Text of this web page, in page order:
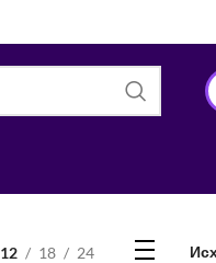
12 18 24